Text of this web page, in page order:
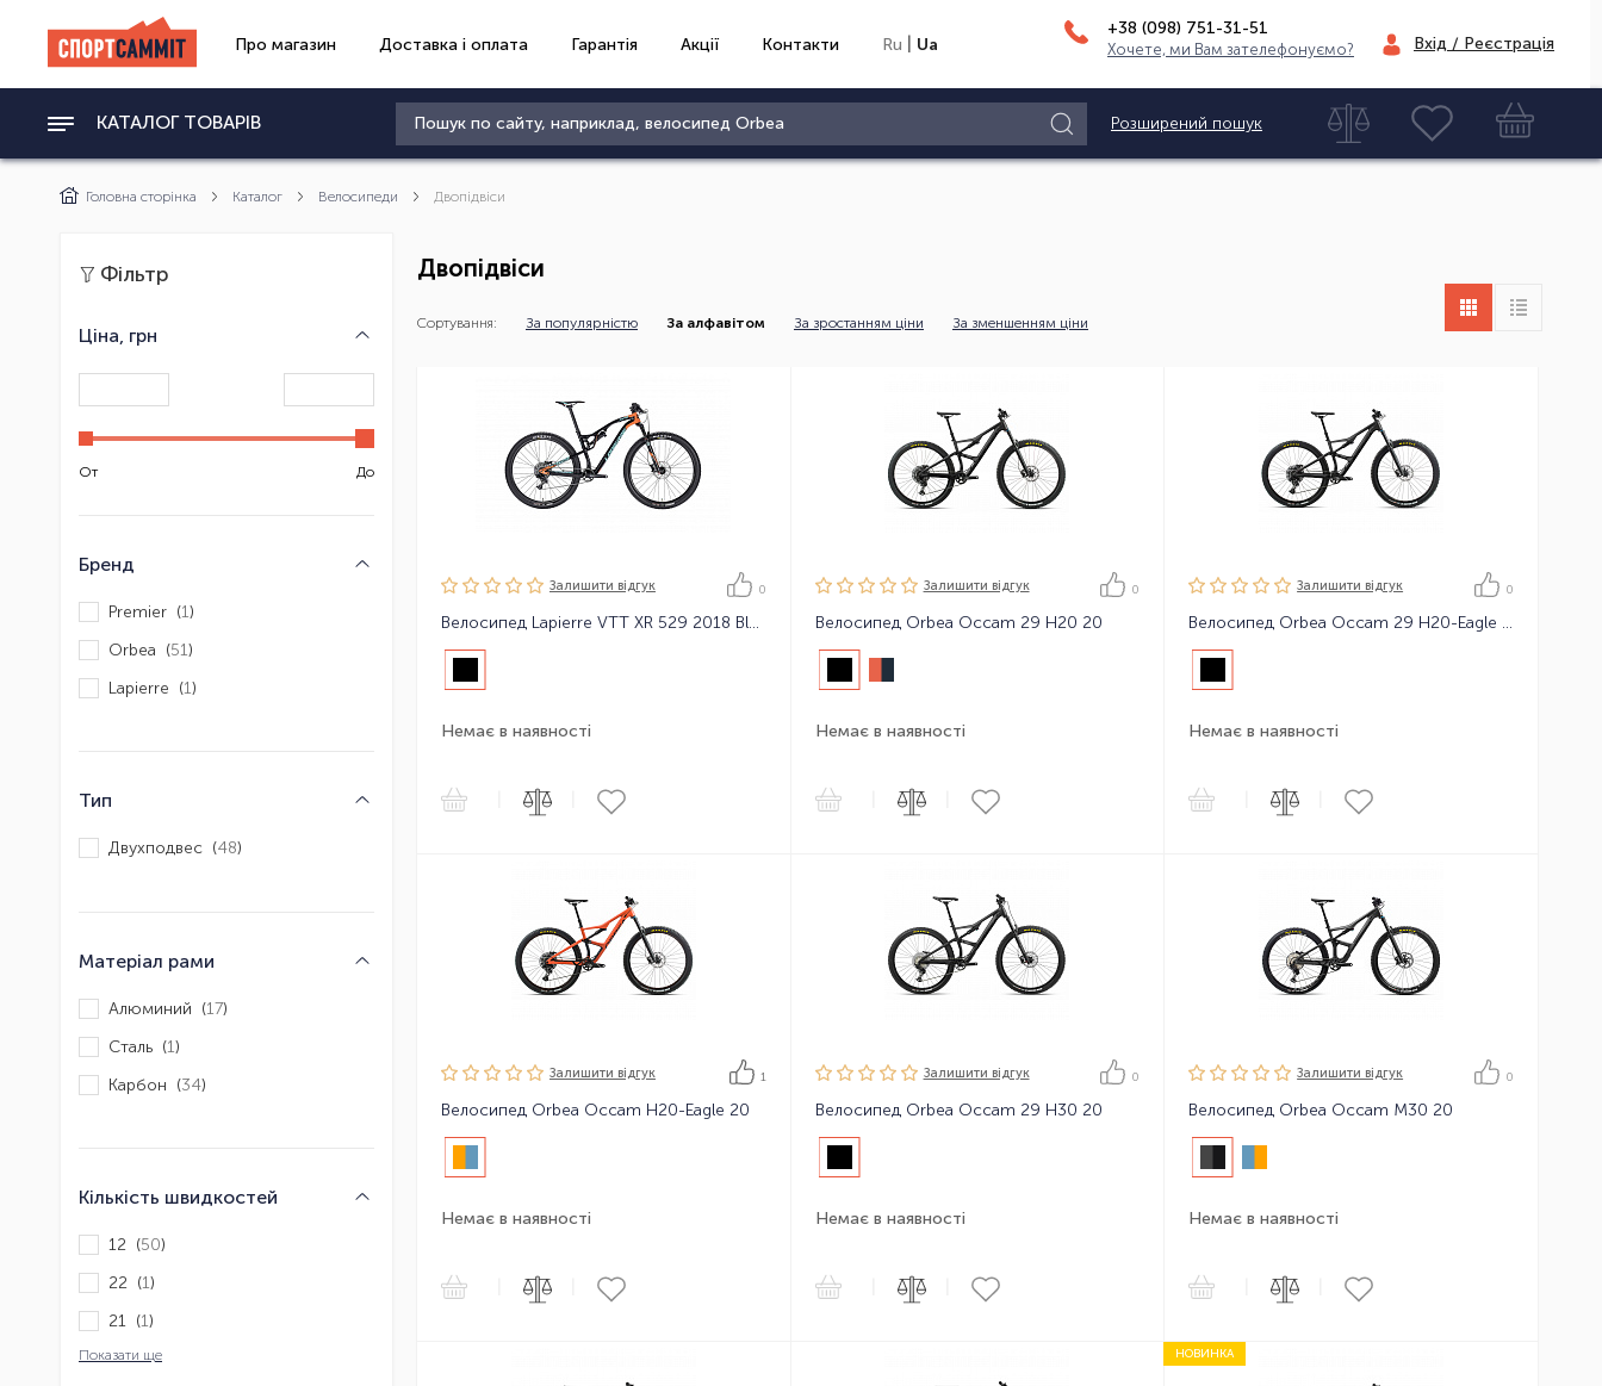
Про магазин Доставка і оплата Гарантія Акції Контакти Ru Ua
+38 (098) 751-31-51
Хочете, ми Вам зателефонуємо? Вхід / Реєстрація
КАТАЛОГ ТОВАРІВ Розширений пошук
Головна сторінка Каталог Велосипеди Двопідвіси
Фільтр
Ціна, грн
От До
Бренд
Premier (1)
Orbea (51)
Lapierre (1)
Тип
Двухподвес (48)
Матеріал рами
Алюминий (17)
Сталь (1)
Карбон (34)
Кількість швидкостей
12 (50)
22 (1)
21 (1)
Показати ще
Двопідвіси
Сортування: За популярністю За алфавітом За зростанням ціни За зменшенням ціни
Залишити вiдгук 0
Велосипед Lapierre VTT XR 529 2018 Black
Немає в наявності
Залишити вiдгук 0
Велосипед Orbea Occam 29 H20 20
Немає в наявності
Залишити вiдгук 0
Велосипед Orbea Occam 29 H20-Eagle 20
Немає в наявності
Залишити вiдгук 1
Велосипед Orbea Occam H20-Eagle 20
Немає в наявності
Залишити вiдгук 0
Велосипед Orbea Occam 29 H30 20
Немає в наявності
Залишити вiдгук 0
Велосипед Orbea Occam M30 20
Немає в наявності
НОВИНКА